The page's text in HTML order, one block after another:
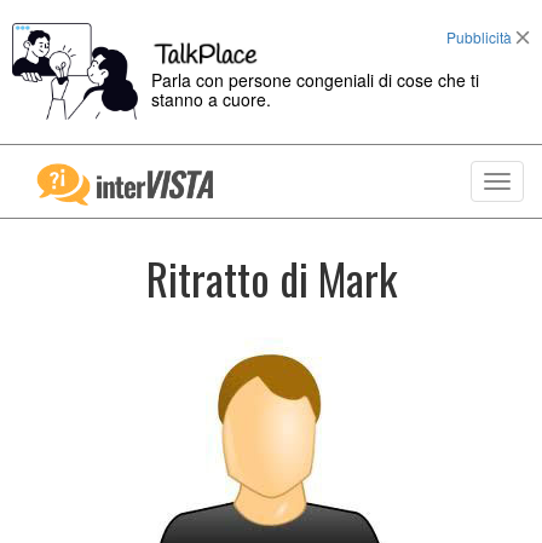
Pubblicità
Parla con persone congeniali di cose che ti
stanno a cuore.
Ritratto di Mark